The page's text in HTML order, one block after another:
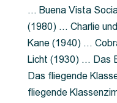
… Buena Vista
(1980) … Charlie
Kane (1940) …
Licht (1930) … Das
Das fliegende
fliegende